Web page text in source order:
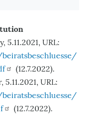
5.11.2021, URL:
(12.7.2022).
URL:
(12.7.2022).